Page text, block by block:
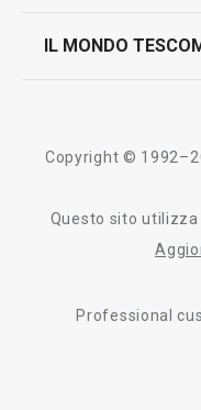
test sui prodotti
IL MONDO
Tescoma nel mondo
informativa
Copyright ©
Questo sito utilizza
Professional